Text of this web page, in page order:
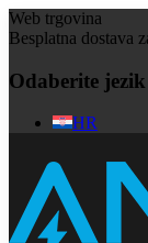
Web trgovina
Besplatna dostava
Odaberite jezik
HR